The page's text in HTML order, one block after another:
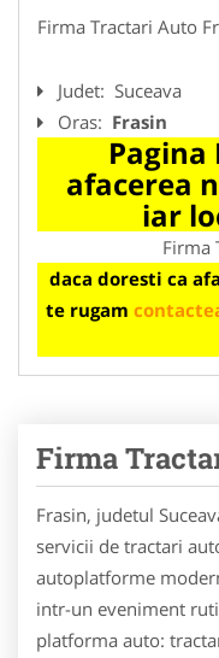
Firma Tractari Auto
Judet: Suceava
Oras: Frasin
afacerea
iar
Firma
daca doresti ca
te rugam
Firma
Frasin, judetul
servicii de tractari
autoplatforme
intr-un eveniment
platforma auto: